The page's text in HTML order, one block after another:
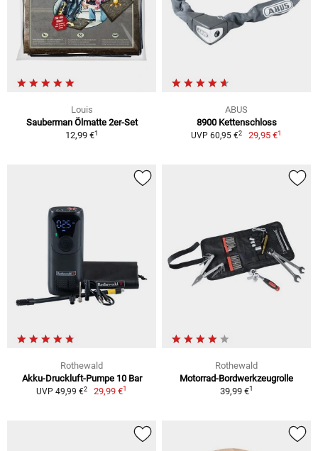
Louis
Sauberman Ölmatte 2er-Set
12,99 €1
ABUS
8900 Kettenschloss
UVP 60,95 €2 29,95 €1
Rothewald
Akku-Druckluft-Pumpe 10 Bar
UVP 49,99 €2 29,99 €1
Rothewald
Motorrad-Bordwerkzeugrolle
39,99 €1